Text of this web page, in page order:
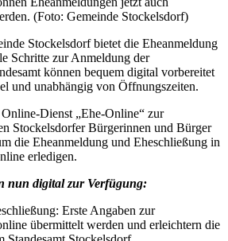
(Foto: Gemeinde Stockelsdorf)
Stockelsdorf bietet die Eheanmeldung
Schritte zur Anmeldung der
können bequem digital vorbereitet
und unabhängig von Öffnungszeiten.
Dienst „Ehe-Online“ zur
Stockelsdorfer Bürgerinnen und Bürger
die Eheanmeldung und Eheschließung in
erledigen.
nun digital zur Verfügung:
Erste Angaben zur
übermittelt werden und erleichtern die